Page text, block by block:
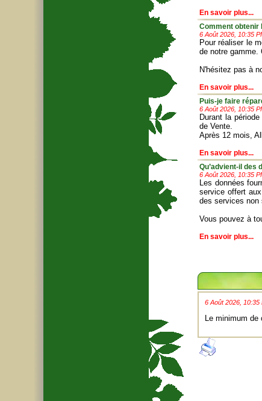
En savoir plus...
Comment obtenir
6 Août 2026, 10:35
Pour réaliser le
de notre gamme.
N'hésitez pas à
En savoir plus...
Puis-je faire
6 Août 2026, 10:35
Durant la
de Vente.
Après 12 mois,
En savoir plus...
Qu’advient-il des
6 Août 2026, 10:35
Les données
service offert
des services non
Vous pouvez à
En savoir plus...
6 Août 2026, 10:35
Le minimum